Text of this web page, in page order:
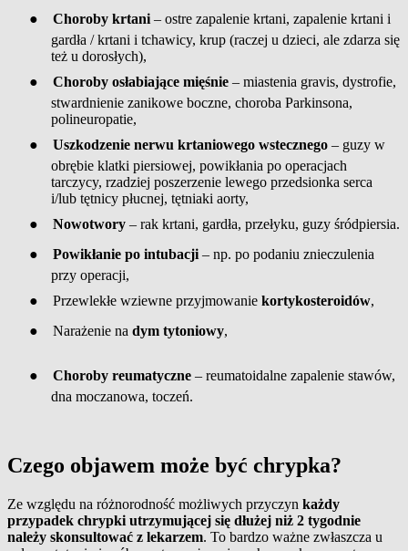
● Choroby krtani – ostre zapalenie krtani, zapalenie krtani i
gardła / krtani i tchawicy, krup (raczej u dzieci, ale zdarza się
też u dorosłych),
● Choroby osłabiające mięśnie – miastenia gravis, dystrofie,
stwardnienie zanikowe boczne, choroba Parkinsona,
polineuropatie,
● Uszkodzenie nerwu krtaniowego wstecznego – guzy w
obrębie klatki piersiowej, powikłania po operacjach
tarczycy, rzadziej poszerzenie lewego przedsionka serca
i/lub tętnicy płucnej, tętniaki aorty,
● Nowotwory – rak krtani, gardła, przełyku, guzy śródpiersia.
● Powikłanie po intubacji – np. po podaniu znieczulenia
przy operacji,
● Przewlekłe wziewne przyjmowanie kortykosteroidów,
● Narażenie na dym tytoniowy,
● Choroby reumatyczne – reumatoidalne zapalenie stawów,
dna moczanowa, toczeń.
Czego objawem może być chrypka?
Ze względu na różnorodność możliwych przyczyn każdy
przypadek chrypki utrzymującej się dłużej niż 2 tygodnie
należy skonsultować z lekarzem. To bardzo ważne zwłaszcza u